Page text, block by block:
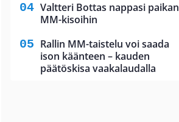
Valtteri Bottas nappasi paikan
MM-kisoihin
Rallin MM-taistelu voi saada
ison käänteen – kauden
päätöskisa vaakalaudalla